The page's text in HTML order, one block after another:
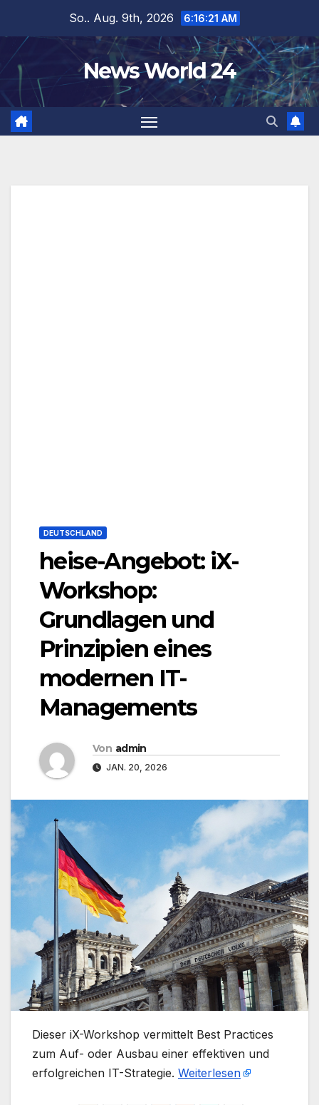
springen
So.. Aug. 9th, 2026 6:16:22 AM
News World 24
DEUTSCHLAND
heise-Angebot: iX-
Workshop:
Grundlagen und
Prinzipien eines
modernen IT-
Managements
Von admin
JAN. 20, 2026
​Dieser iX-Workshop vermittelt Best Practices
zum Auf- oder Ausbau einer effektiven und
erfolgreichen IT-Strategie. Weiterlesen